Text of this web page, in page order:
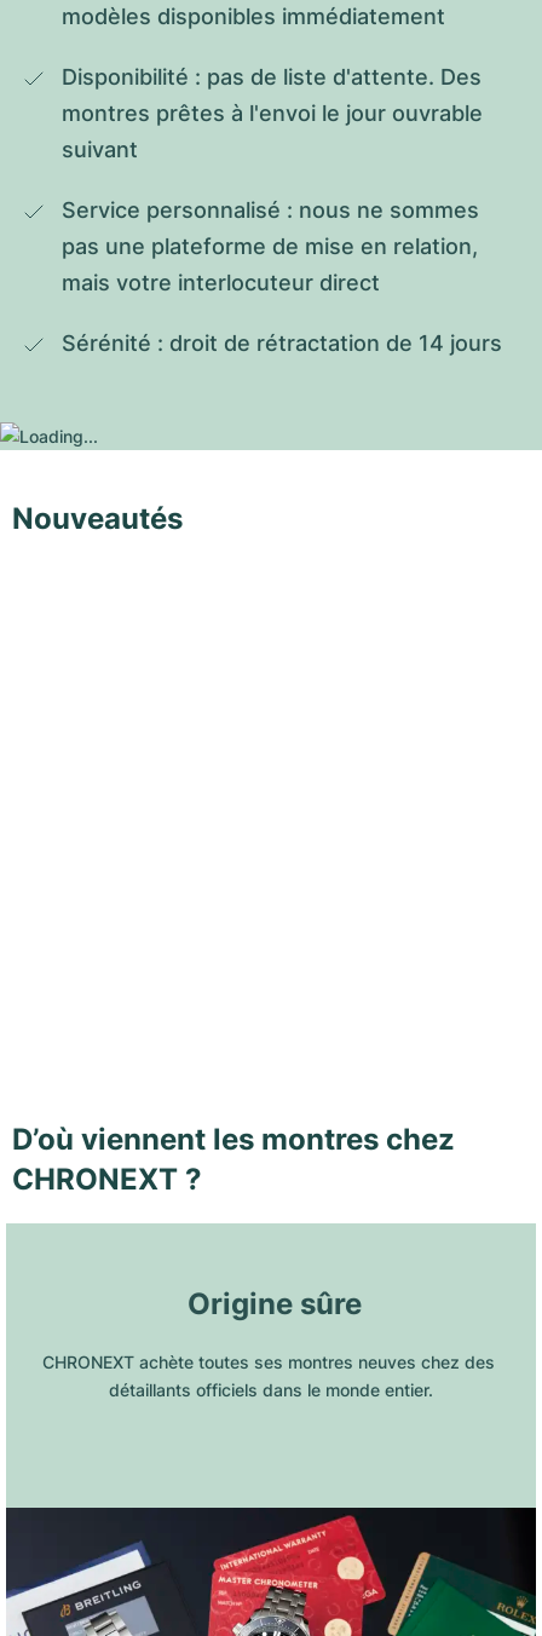
modèles disponibles immédiatement
Disponibilité : pas de liste d'attente. Des
montres prêtes à l'envoi le jour ouvrable
suivant
Service personnalisé : nous ne sommes
pas une plateforme de mise en relation,
mais votre interlocuteur direct
Sérénité : droit de rétractation de 14 jours
Nouveautés
D’où viennent les montres chez
CHRONEXT ?
Origine sûre
CHRONEXT achète toutes ses montres neuves chez des
détaillants officiels dans le monde entier.